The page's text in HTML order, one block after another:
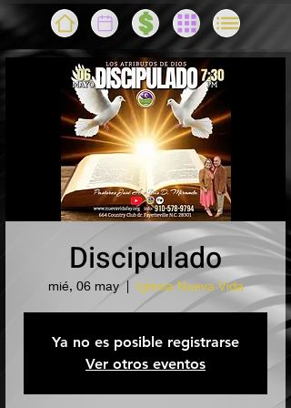
Discipulado
mié, 06 may
  |
Iglesia Nueva Vida
Ya no es posible registrarse
Ver otros eventos